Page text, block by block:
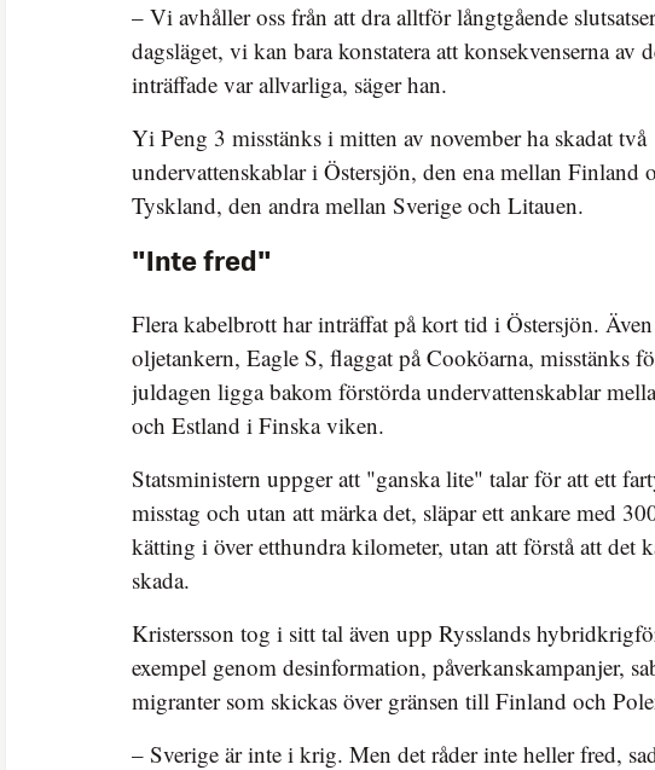
– Vi avhåller oss från att dra alltför långtgående
dagsläget, vi kan bara konstatera att konsekvenserna av
inträffade var allvarliga, säger han.
Yi Peng 3 misstänks i mitten av november ha skadat två
undervattenskablar i Östersjön, den ena mellan Finland
Tyskland, den andra mellan Sverige och Litauen.
"Inte fred"
Flera kabelbrott har inträffat på kort tid i Östersjön. Även
oljetankern, Eagle S, flaggat på Cooköarna, misstänks
juldagen ligga bakom förstörda undervattenskablar
och Estland i Finska viken.
Statsministern uppger att "ganska lite" talar för att ett
misstag och utan att märka det, släpar ett ankare med
kätting i över etthundra kilometer, utan att förstå att det
skada.
Kristersson tog i sitt tal även upp Rysslands
exempel genom desinformation, påverkanskampanjer,
migranter som skickas över gränsen till Finland och
– Sverige är inte i krig. Men det råder inte heller fred,